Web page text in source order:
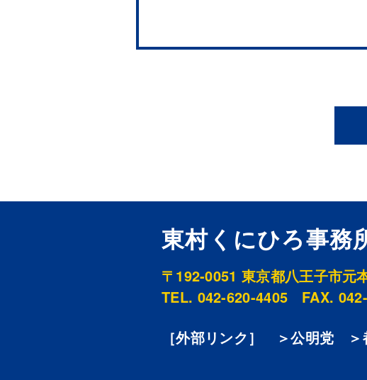
東村くにひろ事務
〒192-0051 東京都八王子市元
TEL. 042-620-4405
FAX.
［外部リンク］
＞公明党